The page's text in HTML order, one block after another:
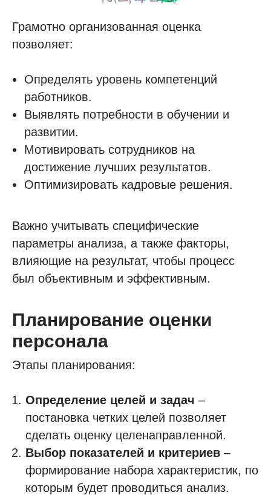
Грамотно организованная оценка
позволяет:
Определять уровень компетенций
работников.
Выявлять потребности в обучении и
развитии.
Мотивировать сотрудников на
достижение лучших результатов.
Оптимизировать кадровые решения.
Важно учитывать специфические
параметры анализа, а также факторы,
влияющие на результат, чтобы процесс
был объективным и эффективным.
Планирование оценки
персонала
Этапы планирования:
Определение целей и задач –
постановка четких целей позволяет
сделать оценку целенаправленной.
Выбор показателей и критериев –
формирование набора характеристик, по
которым будет проводиться анализ.